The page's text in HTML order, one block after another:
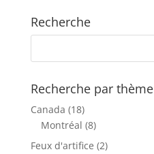
Recherche
Recherche par thème
Canada (18)
Montréal (8)
Feux d'artifice (2)